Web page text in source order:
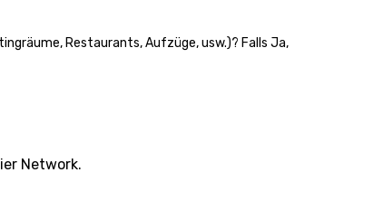
Restaurants, Aufzüge, usw.)? Falls Ja,
Network.